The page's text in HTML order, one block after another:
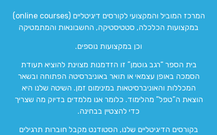
המרכז המוביל והמקצועי לקורסים דיגיטליים (online courses)
במקצועות הכלכלה, סטטיסטיקה, החשבונאות והמתמטיקה
וכן במקצועות נוספים.
בית הספר “רגב גוטמן” זו הזדמנות מצוינת להוציא תעודת
הסמכה באופן עצמאי או תואר באוניברסיטה הפתוחה ובשאר
המכללות והאוניברסיטאות במינימום זמן. השיטה שלנו היא
הוצאת ה”טפל” מהלימוד. כלומר אנו מלמדים בדיוק מה שצריך
כדי להצטיין בבחינה.
בקורסים הדיגיטליים שלנו, הסטודנט מקבל חוברות תרגילים